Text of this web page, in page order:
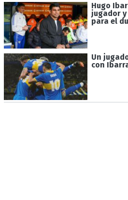
Hugo
jugador
para el
Un
con